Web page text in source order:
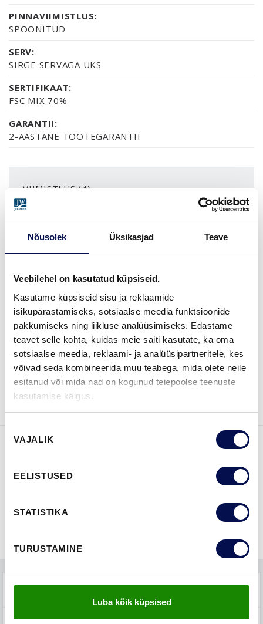
Nõusolek Üksikasjad Teave
Veebilehel on kasutatud küpsiseid.
Kasutame küpsiseid sisu ja reklaamide
isikupärastamiseks, sotsiaalse meedia funktsioonide
pakkumiseks ning liikluse analüüsimiseks. Edastame
teavet selle kohta, kuidas meie saiti kasutate, ka oma
sotsiaalse meedia, reklaami- ja analüüsipartneritele, kes
võivad seda kombineerida muu teabega, mida olete neile
esitanud või mida nad on kogunud teiepoolse teenuste
kasutamise käigus.
valik
VAJALIK
EELISTUSED
STATISTIKA
TURUSTAMINE
Luba kõik küpsised
PINNAVIIMISTLUS:
SPOONITUD
SERV:
SIRGE SERVAGA UKS
SERTIFIKAAT:
FSC MIX 70%
GARANTII:
2-AASTANE TOOTEGARANTII
VIIMISTLUS (4)
TAMMESPOON, VERTIKAALNEPÄHKLISPOON, VERTIKAALNE
VALGE TAMMESPOON,
MÕÕDUD
LEIA EDASIMÜÜJA
VAATA
Võta meiega
TEHNILINE KIRJELDUS